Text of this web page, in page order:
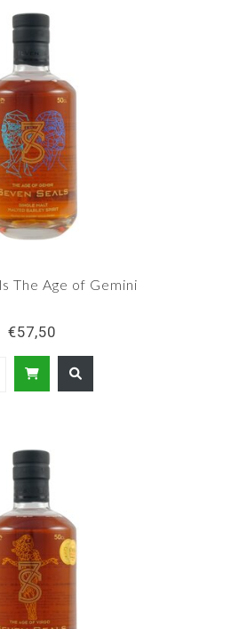
The Age of Gemini
€57,50